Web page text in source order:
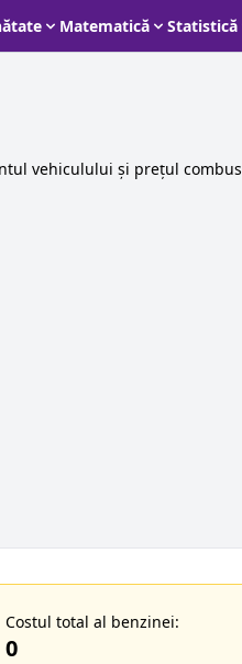
Matematică Statistică
vehiculului și prețul
Costul total al benzinei:
0